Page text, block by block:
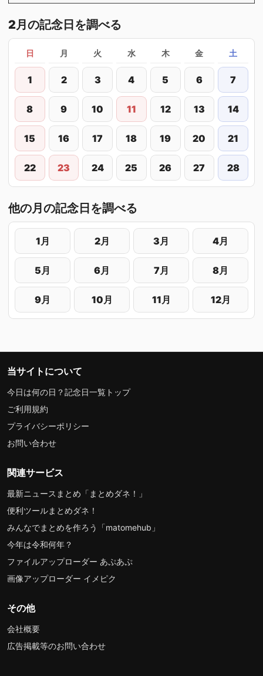
2月の記念日を調べる
日 月 火 水 木 金 土
1 2 3 4 5 6 7
8 9 10 11 12 13 14
15 16 17 18 19 20 21
22 23 24 25 26 27 28
他の月の記念日を調べる
1月 2月 3月 4月
5月 6月 7月 8月
9月 10月 11月 12月
当サイトについて
今日は何の日？記念日一覧トップ
ご利用規約
プライバシーポリシー
お問い合わせ
関連サービス
最新ニュースまとめ「まとめダネ！」
便利ツールまとめダネ！
みんなでまとめを作ろう「matomehub」
今年は令和何年？
ファイルアップローダー あぷあぷ
画像アップローダー イメピク
その他
会社概要
広告掲載等のお問い合わせ